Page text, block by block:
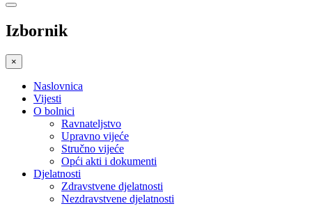
Izbornik
×
Naslovnica
Vijesti
O bolnici
Ravnateljstvo
Upravno vijeće
Stručno vijeće
Opći akti i dokumenti
Djelatnosti
Zdravstvene djelatnosti
Nezdravstvene djelatnosti